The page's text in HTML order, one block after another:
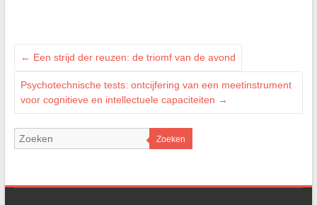
← Een strijd der reuzen: de triomf van de avond
Psychotechnische tests: ontcijfering van een meetinstrument
voor cognitieve en intellectuele capaciteiten →
Zoeken